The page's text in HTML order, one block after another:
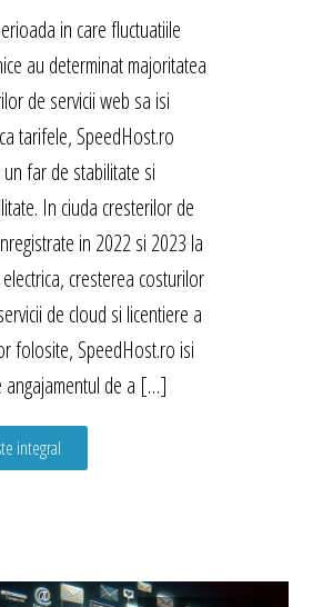
in care fluctuatiile
au determinat majoritatea
de servicii web sa isi
tarifele, SpeedHost.ro
far de stabilitate si
In ciuda cresterilor de
in 2022 si 2023 la
cresterea costurilor
de cloud si licentiere a
folosite, SpeedHost.ro isi
angajamentul de a […]
integral